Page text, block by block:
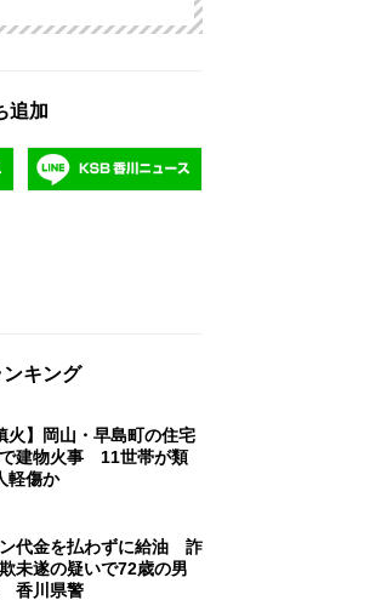
追加
キング
火】岡山・早島町の住宅
建物火事 11世帯が類
軽傷か
代金を払わずに給油 詐
未遂の疑いで72歳の男
香川県警